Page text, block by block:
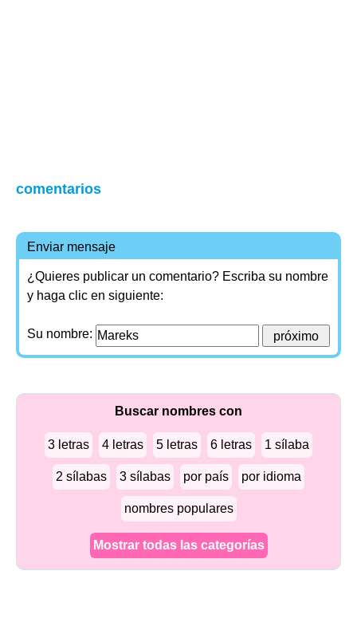
comentarios
Enviar mensaje
¿Quieres publicar un comentario? Escriba su nombre
y haga clic en siguiente:
Su nombre:
Buscar nombres con
3 letras 4 letras 5 letras 6 letras 1 sílaba
2 sílabas 3 sílabas por país por idioma
nombres populares
Mostrar todas las categorías